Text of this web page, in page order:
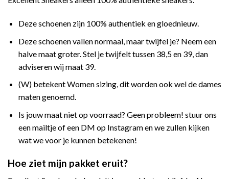
Deze schoenen zijn 100% authentiek en gloednieuw.
Deze schoenen vallen normaal, maar twijfel je? Neem een
halve maat groter. Stel je twijfelt tussen 38,5 en 39, dan
adviseren wij maat 39.
(W) betekent Women sizing, dit worden ook wel de dames
maten genoemd.
Is jouw maat niet op voorraad? Geen probleem! stuur ons
een mailtje of een DM op Instagram en we zullen kijken
wat we voor je kunnen betekenen!
Hoe ziet mijn pakket eruit?